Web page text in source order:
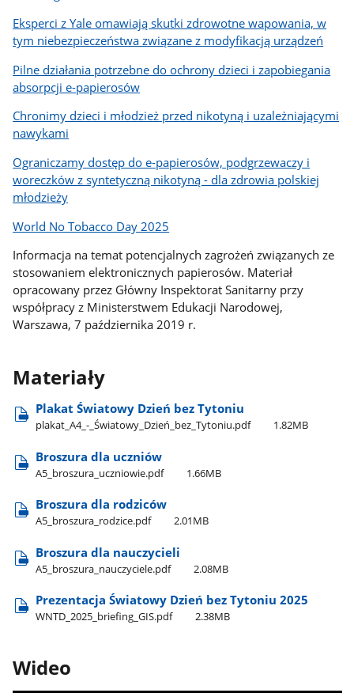
Eksperci z Yale omawiają skutki zdrowotne wapowania, w
tym niebezpieczeństwa związane z modyfikacją urządzeń
Pilne działania potrzebne do ochrony dzieci i zapobiegania
absorpcji e-papierosów
Chronimy dzieci i młodzież przed nikotyną i uzależniającymi
nawykami
Ograniczamy dostęp do e-papierosów, podgrzewaczy i
woreczków z syntetyczną nikotyną - dla zdrowia polskiej
młodzieży
World No Tobacco Day 2025
Informacja na temat potencjalnych zagrożeń związanych ze
stosowaniem elektronicznych papierosów. Materiał
opracowany przez Główny Inspektorat Sanitarny przy
współpracy z Ministerstwem Edukacji Narodowej,
Warszawa, 7 października 2019 r.
Materiały
Plakat Światowy Dzień bez Tytoniu
plakat​_A4​_-​_Światowy​_Dzień​_bez​_Tytoniu.pdf 1.82MB
Broszura dla uczniów
A5​_broszura​_uczniowie.pdf 1.66MB
Broszura dla rodziców
A5​_broszura​_rodzice.pdf 2.01MB
Broszura dla nauczycieli
A5​_broszura​_nauczyciele.pdf 2.08MB
Prezentacja Światowy Dzień bez Tytoniu 2025
WNTD​_2025​_briefing​_GIS.pdf 2.38MB
Wideo